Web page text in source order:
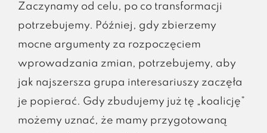
Zaczynamy od celu, po co transformacji
potrzebujemy. Później, gdy zbierzemy
mocne argumenty za rozpoczęciem
wprowadzania zmian, potrzebujemy, aby
jak najszersza grupa interesariuszy zaczęła
je popierać. Gdy zbudujemy już tę „koalicję”
możemy uznać, że mamy przygotowaną